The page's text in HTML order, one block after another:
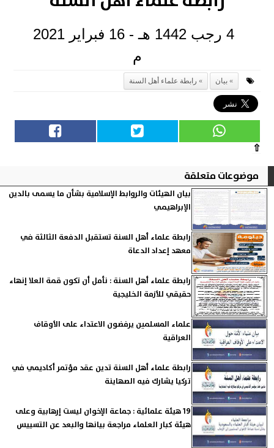
4 رجب 1442 هـ - 16 فبراير 2021
م
بيان رابطة علماء أهل السنة
⇧
موضوعات متعلقة
بيان الهيئات والروابط الإسلامية بشأن ما يسمى بالدين
الإبراهيمي
رابطة علماء أهل السنة تستقبل الدفعة الثالثة في
معهد إعداد الدعاة
رابطة علماء أهل السنة : نأمل أن تكون قمة العلا إنهاء
حقيقي للأزمة الخليجية
علماء المسلمين يرفضون الاعتداء على الأوقاف
العراقية
رابطة علماء أهل السنة تدين عقد مؤتمر أكاديمي في
تركيا يشارك فيه الصهاينة
19 هيئة علمائية : جماعة الإخوان ليست إرهابية وعلى
هيئة كبار العلماء مراجعة بيانها والبعد عن التسييس